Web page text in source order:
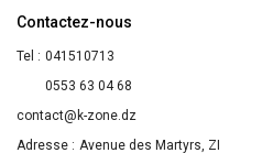
Contactez-nous
Tel : 041510713
0553 63 04 68
contact@k-zone.dz
Adresse : Avenue des Martyrs, ZI